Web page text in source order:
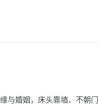
与婚姻，床头靠墙、不朝